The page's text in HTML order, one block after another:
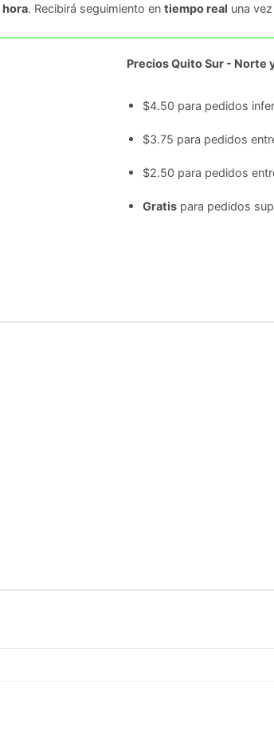
hora. Recibirá seguimiento en tiempo real una
Precios Quito Sur - Norte
$4.50 para pedidos
$3.75 para pedidos
$2.50 para pedidos
Gratispara pedidos